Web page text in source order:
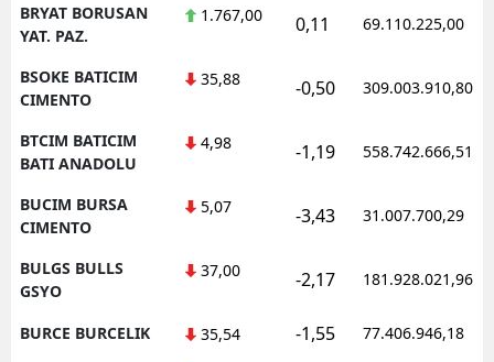
BRYAT BORUSAN
YAT. PAZ.
1.767,00 0,11 69.110.225,00
BSOKE BATICIM
CIMENTO
35,88 -0,50 309.003.910,80
BTCIM BATICIM
BATI ANADOLU
4,98 -1,19 558.742.666,51
BUCIM BURSA
CIMENTO
5,07 -3,43 31.007.700,29
BULGS BULLS
GSYO
37,00 -2,17 181.928.021,96
BURCE BURCELIK 35,54 -1,55 77.406.946,18